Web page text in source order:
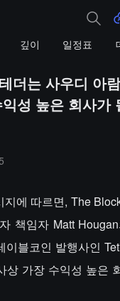
깊이 일정표
더는 사우디 아
성 높은 회사가
에 따르면, The
책임자 Matt
이블코인 발행사인
상 가장 수익성 높은